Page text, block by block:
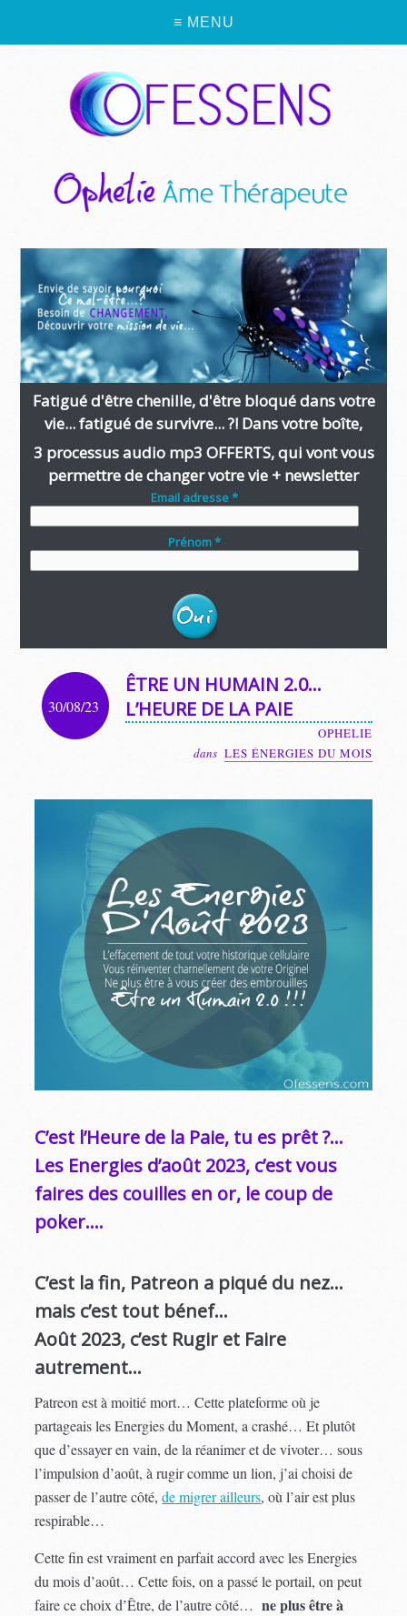
≡ MENU
Fatigué d'être chenille, d'être bloqué dans votre
vie... fatigué de survivre... ?! Dans votre boîte,
3 processus audio mp3 OFFERTS, qui vont vous
permettre de changer votre vie + newsletter
Email adresse *
Prénom *
30/08/23
ÊTRE UN HUMAIN 2.0…
L’HEURE DE LA PAIE
OPHELIE
dans LES ÉNERGIES DU MOIS
C’est l’Heure de la Paie, tu es prêt ?…
Les Energies d’août 2023, c’est vous
faires des couilles en or, le coup de
poker….
C’est la fin, Patreon a piqué du nez…
mais c’est tout bénef…
Août 2023, c’est Rugir et Faire
autrement…
Patreon est à moitié mort… Cette plateforme où je
partageais les Energies du Moment, a crashé… Et plutôt
que d’essayer en vain, de la réanimer et de vivoter… sous
l’impulsion d’août, à rugir comme un lion, j’ai choisi de
passer de l’autre côté,de migrer ailleurs, où l’air est plus
respirable…
Cette fin est vraiment en parfait accord avec les Energies
du mois d’août… Cette fois, on a passé le portail, on peut
faire ce choix d’Être, de l’autre côté…ne plus être à